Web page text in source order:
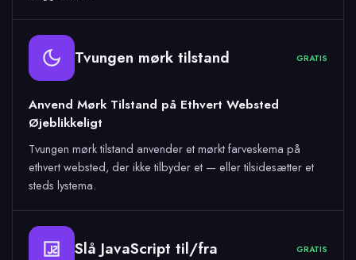
Tvungen mørk tilstand GRATIS
Anvend Mørk Tilstand på Ethvert Websted
Øjeblikkeligt
Tvungen mørk tilstand anvender et mørkt farveskema på
ethvert websted, der ikke tilbyder et — eller tilsidesætter et
steds lystema.
Slå JavaScript til/fra GRATIS